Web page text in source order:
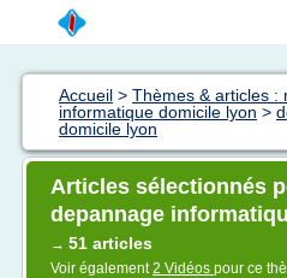
Accueil > Thèmes & articles :
informatique domicile lyon >
domicile lyon
Articles sélectionnés
depannage
→ 51 articles
Voir également2 Vidéos pour ce